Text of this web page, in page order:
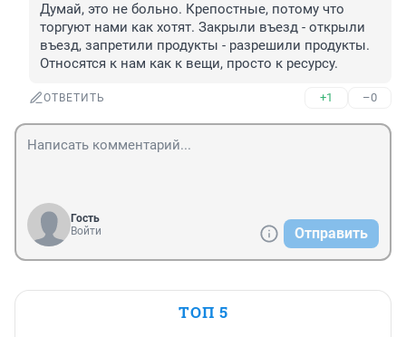
Думай, это не больно. Крепостные, потому что
торгуют нами как хотят. Закрыли въезд - открыли
въезд, запретили продукты - разрешили продукты.
Относятся к нам как к вещи, просто к ресурсу.
ОТВЕТИТЬ +1 –0
Гость
Войти
Отправить
ТОП 5